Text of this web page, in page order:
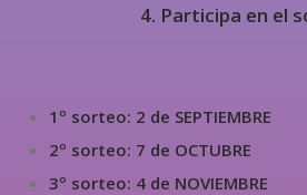
4. Participa en el
1º sorteo: 2 de SEPTIEMBRE
2º sorteo: 7 de OCTUBRE
3º sorteo: 4 de NOVIEMBRE